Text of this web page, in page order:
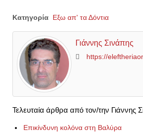
Κατηγορία Εξω απ' τα Δόντια
Γιάννης Σινάπης
https://
Τελευταία άρθρα από τον/την Γιάννης
Επικίνδυνη κολόνα στη Βαλύρα